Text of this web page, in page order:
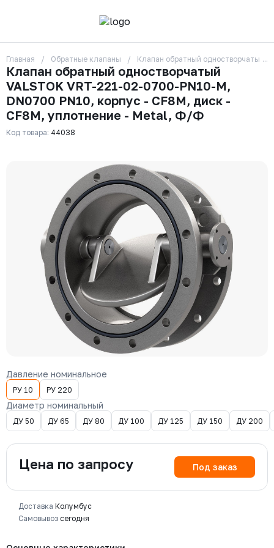
О компании
Контакты
Бренды
Отзывы
Сотрудники
Вакансии
Доставка
+7 (495) 215-24-81
Заказать звонок
zakaz325@ks-rus.com
Email для связи
Одинцово, Внуковская 9, пав. 31
Пункт выдачи заказов
Главная Обратные клапаны Клапан обратный одностворчатый
Клапан обратный одностворчатый
VALSTOK VRT-221-02-0700-PN10-M,
DN0700 PN10, корпус - CF8M, диск -
CF8M, уплотнение - Metal, Ф/Ф
Код товара: 44038
Давление номинальное
РУ 10 РУ 220
Диаметр номинальный
ДУ 50 ДУ 65 ДУ 80 ДУ 100 ДУ 125 ДУ 150 ДУ 200
Цена по запросу Под заказ
Доставка Колумбус
Самовывоз сегодня